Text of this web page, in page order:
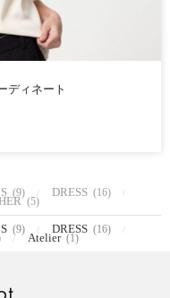
ディネート
(9) DRESS (16)
(5)
(9) DRESS (16)
Atelier (1)